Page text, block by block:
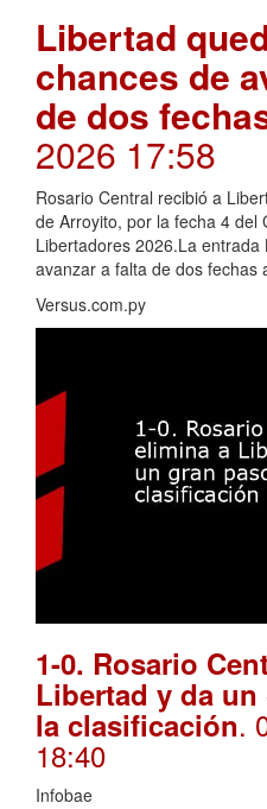
Libertad
chances de
de dos
2026 17:58
Rosario Central recibió a
de Arroyito, por la fecha 4 del
Libertadores 2026.La
avanzar a falta de dos fechas
Versus.com.py
1-0. Rosario
Libertad y da
la clasificación.
18:40
Infobae